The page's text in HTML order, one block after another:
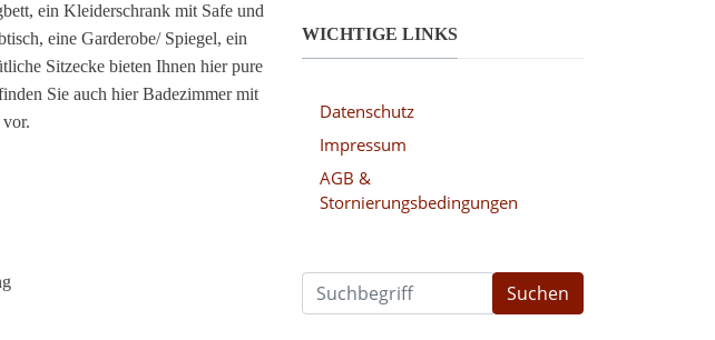
ein Kleiderschrank mit Safe und
eine Garderobe/ Spiegel, ein
Sitzecke bieten Ihnen hier pure
Sie auch hier Badezimmer mit
WICHTIGE LINKS
Datenschutz
Impressum
AGB &
Stornierungsbedingungen
Suchen